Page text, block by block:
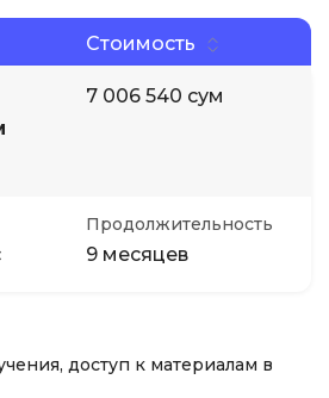
Стоимость
7 006 540 сум
Продолжительность
9 месяцев
доступ к материалам в